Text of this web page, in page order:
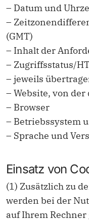
– Datum und
–
(GMT)
– Inhalt der
– Zugriffsstatus/
– jeweils
– Website, von
– Browser
– Betriebssystem
– Sprache und
Einsatz von
(1) Zusätzlich zu
werden bei der
auf Ihrem